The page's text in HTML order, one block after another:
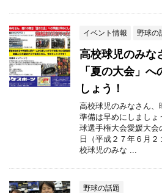
イベント情報 野球の
高校球児のみな
「夏の大会」
しょう！
高校球児のみなさん
準備は早めにしまし
球選手権大会愛媛大会
日（平成２７年６月
校球児のみな ...
野球の話題